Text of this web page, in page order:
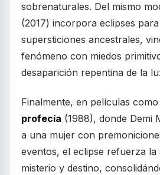
sobrenaturales. Del mismo
(2017) incorpora eclipses
supersticiones ancestrales,
fenómeno con miedos
desaparición repentina de la
Finalmente, en películas como
profecía (1988), donde Demi
a una mujer con
eventos, el eclipse refuerza la
misterio y destino,